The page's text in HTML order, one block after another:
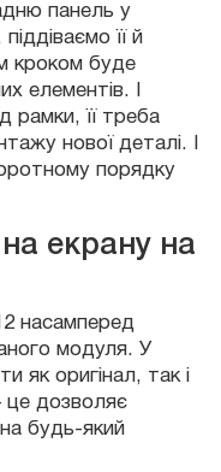
панель у
її й
кроком буде
елементів. І
рамки, її треба
нової деталі. І
порядку
екрану на
насамперед
модуля. У
як оригінал, так і
це дозволяє
будь-який